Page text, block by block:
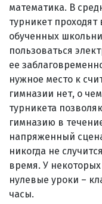
математика. В
турникет
обученных
пользоваться
ее
нужное место к
гимназии нет, о
турникета
гимназию в
напряженный
никогда не
время. У
нулевые уроки –
часы.